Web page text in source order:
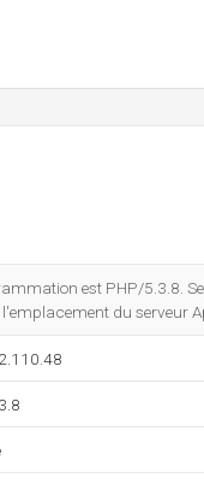
est PHP/5.3.8.
du serveur